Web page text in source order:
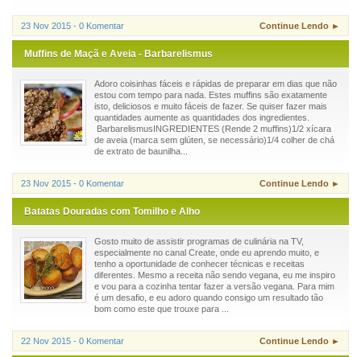
23 Nov 2015 - 0 Komentar Continue Lendo ►
Muffins de Maçã e Aveia - Barbarelismus
Adoro coisinhas fáceis e rápidas de preparar em dias que não
estou com tempo para nada. Estes muffins são exatamente
isto, deliciosos e muito fáceis de fazer. Se quiser fazer mais
quantidades aumente as quantidades dos ingredientes.
BarbarelismusINGREDIENTES (Rende 2 muffins)1/2 xícara
de aveia (marca sem glúten, se necessário)1/4 colher de chá
de extrato de baunilha...
23 Nov 2015 - 0 Komentar Continue Lendo ►
Batatas Douradas com Tomilho e Alho
Gosto muito de assistir programas de culinária na TV,
especialmente no canal Create, onde eu aprendo muito, e
tenho a oportunidade de conhecer técnicas e receitas
diferentes. Mesmo a receita não sendo vegana, eu me inspiro
e vou para a cozinha tentar fazer a versão vegana. Para mim
é um desafio, e eu adoro quando consigo um resultado tão
bom como este que trouxe para ...
22 Nov 2015 - 0 Komentar Continue Lendo ►